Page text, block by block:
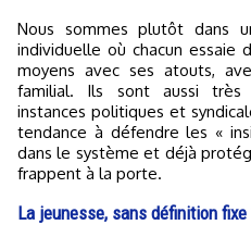
Nous sommes plutôt dans
individuelle où chacun essaie
moyens avec ses atouts,
familial. Ils sont aussi très
instances politiques et
tendance à défendre les «
dans le système et déjà
frappent à la porte.
La jeunesse, sans définition fixe